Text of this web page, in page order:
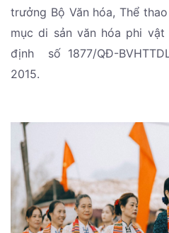
trưởng Bộ Văn hóa, Thể
mục di sản văn hóa phi
định số 1877/QĐ-
2015.